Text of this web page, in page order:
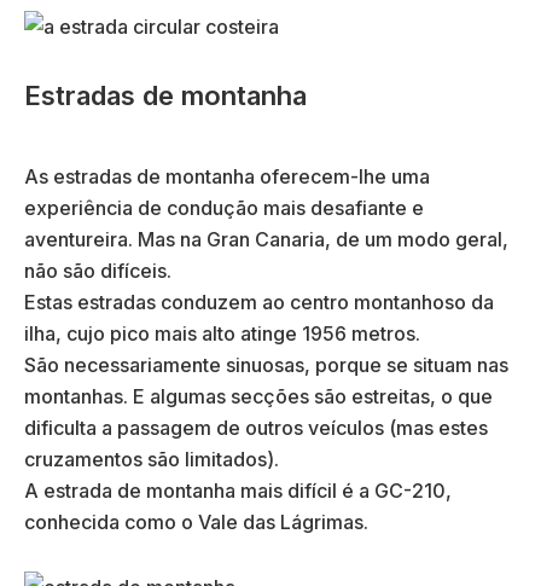
Estradas de montanha
As estradas de montanha oferecem-lhe uma
experiência de condução mais desafiante e
aventureira. Mas na Gran Canaria, de um modo geral,
não são difíceis.
Estas estradas conduzem ao centro montanhoso da
ilha, cujo pico mais alto atinge 1956 metros.
São necessariamente sinuosas, porque se situam nas
montanhas. E algumas secções são estreitas, o que
dificulta a passagem de outros veículos (mas estes
cruzamentos são limitados).
A estrada de montanha mais difícil é a GC-210,
conhecida como o Vale das Lágrimas.